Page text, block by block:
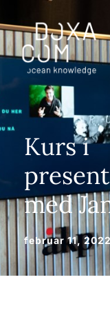
Kurs i
med
februar 11, 2022